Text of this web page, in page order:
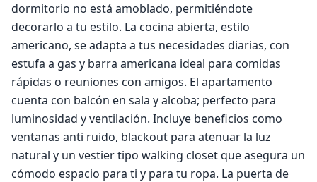
dormitorio no está amoblado, permitiéndote
decorarlo a tu estilo. La cocina abierta, estilo
americano, se adapta a tus necesidades diarias, con
estufa a gas y barra americana ideal para comidas
rápidas o reuniones con amigos. El apartamento
cuenta con balcón en sala y alcoba; perfecto para
luminosidad y ventilación. Incluye beneficios como
ventanas anti ruido, blackout para atenuar la luz
natural y un vestier tipo walking closet que asegura un
cómodo espacio para ti y para tu ropa. La puerta de